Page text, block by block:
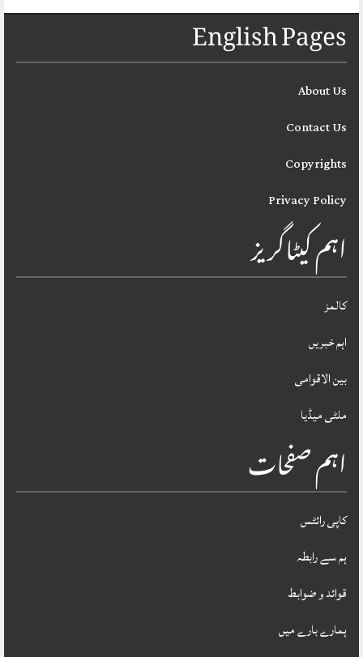
English Pages
About Us
Contact Us
Copyrights
Privacy Policy
اہم کیٹاگریز
کالمز
اہم خبریں
بین الاقوامی
ملٹی میڈیا
اہم صفحات
کاپی رائٹس
ہم سے رابطہ
قوائد و ضوابط
ہمارے بارے میں